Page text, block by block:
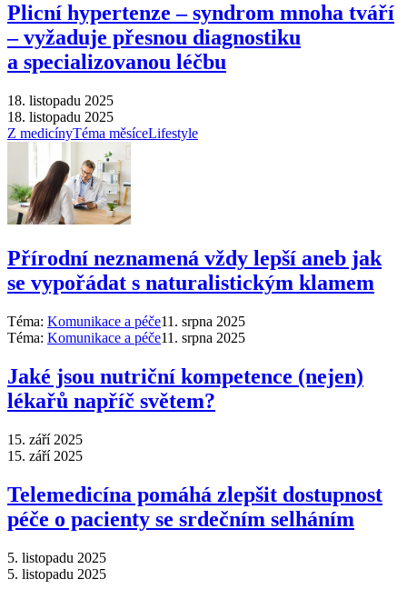
Plicní hypertenze –⁠ syndrom mnoha tváří
–⁠ vyžaduje přesnou diagnostiku
a specializovanou léčbu
18. listopadu 2025
18. listopadu 2025
Z medicínyTéma měsíceLifestyle
Přírodní neznamená vždy lepší aneb jak
se vypořádat s naturalistickým klamem
Téma: Komunikace a péče11. srpna 2025
Téma: Komunikace a péče11. srpna 2025
Jaké jsou nutriční kompetence (nejen)
lékařů napříč světem?
15. září 2025
15. září 2025
Telemedicína pomáhá zlepšit dostupnost
péče o pacienty se srdečním selháním
5. listopadu 2025
5. listopadu 2025